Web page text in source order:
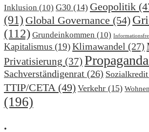
Inklusion (10) G30 (14) Geopolitik
(91) Global Governance (54)
(112) Grundeinkommen (10)
Kapitalismus (19)Klimawandel (27)
Privatisierung (37) Propaganda
Sachverständigenrat (26) Sozialkredit
TTIP/CETA(49) Verkehr (15) Wohnen
(196)
.